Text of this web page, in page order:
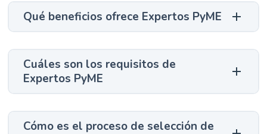
Qué beneficios ofrece Expertos PyME
Cuáles son los requisitos de
Expertos PyME
Cómo es el proceso de selección de